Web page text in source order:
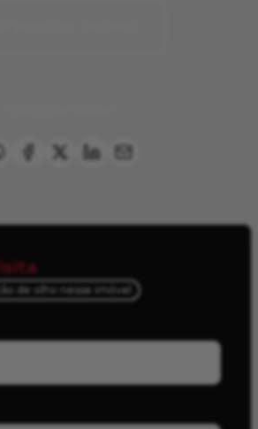
de olho nesse imóvel